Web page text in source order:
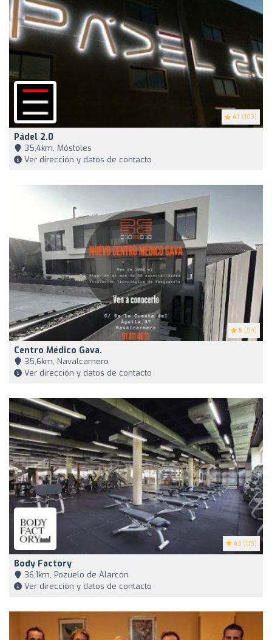
4.1 (103)
Pádel 2.0
35,4km, Móstoles
Ver dirección y datos de contacto
5 (54)
Centro Médico Gava.
35,6km, Navalcarnero
Ver dirección y datos de contacto
4.1 (173)
Body Factory
36,1km, Pozuelo de Alarcón
Ver dirección y datos de contacto